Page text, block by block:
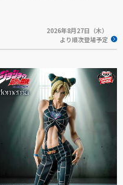
2026年8月27日（木）
より順次登場予定